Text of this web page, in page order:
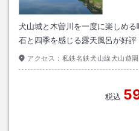
犬山城と木曽川を一度に楽しめ
石と四季を感じる露天風呂が好評
アクセス： 私鉄名鉄犬山線犬山遊
税込